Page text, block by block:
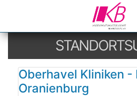
Oberhavel Kliniken -
Oranienburg